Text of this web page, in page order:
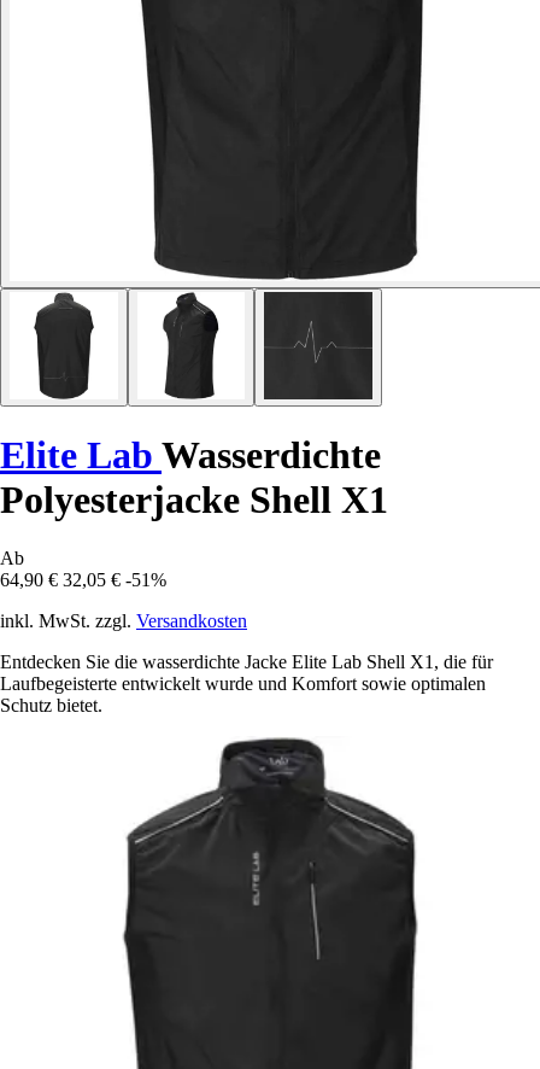
Elite Lab Wasserdichte
Polyesterjacke Shell X1
Ab
64,90 € 32,05 € -51%
inkl. MwSt. zzgl. Versandkosten
Entdecken Sie die wasserdichte Jacke Elite Lab Shell X1, die für
Laufbegeisterte entwickelt wurde und Komfort sowie optimalen
Schutz bietet.